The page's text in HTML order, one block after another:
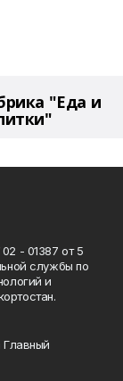
"Еда и
- 01387 от 5
службы по
и
Главный